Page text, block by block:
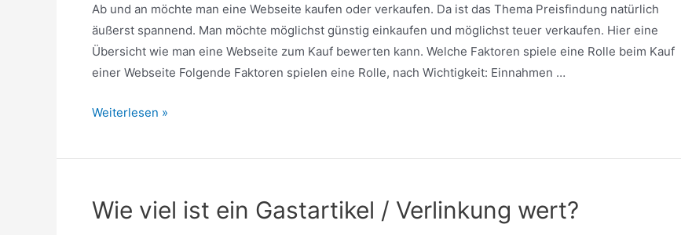
Ab und an möchte man eine Webseite kaufen oder verkaufen. Da ist das Thema Preisfindung natürlich
äußerst spannend. Man möchte möglichst günstig einkaufen und möglichst teuer verkaufen. Hier eine
Übersicht wie man eine Webseite zum Kauf bewerten kann. Welche Faktoren spiele eine Rolle beim Kauf
einer Webseite Folgende Faktoren spielen eine Rolle, nach Wichtigkeit: Einnahmen …
Bewertung
+
Weiterlesen »
Wie viel ist ein Gastartikel / Verlinkung wert?